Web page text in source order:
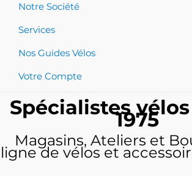
Notre Société
Services
Nos Guides Vélos
Votre Compte
Spécialistes
1975
Magasins, Ateliers et
ligne de vélos et